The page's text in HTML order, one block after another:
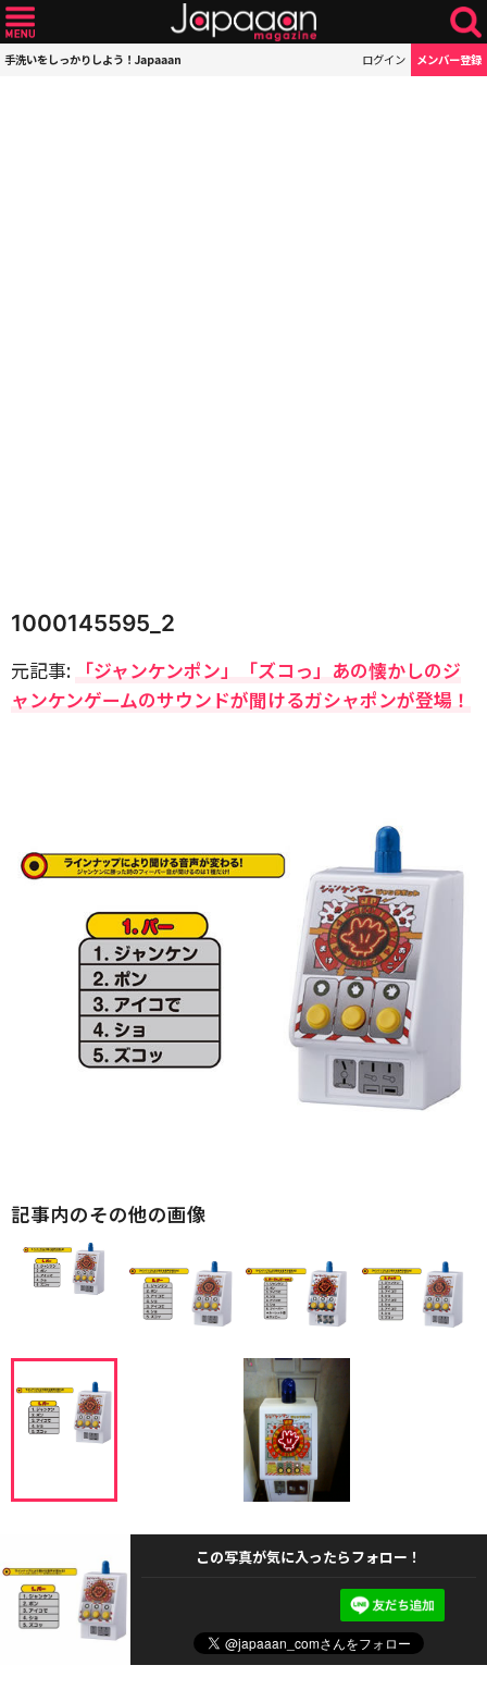
手洗いをしっかりしよう！Japaaan ログイン メンバー登録
1000145595_2
元記事: 「ジャンケンポン」「ズコっ」あの懐かしのジ
ャンケンゲームのサウンドが聞けるガシャポンが登場！
記事内のその他の画像
この写真が気に入ったらフォロー！